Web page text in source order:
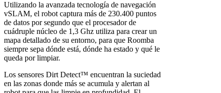
Utilizando la avanzada tecnología de navegación
vSLAM, el robot captura más de 230.400 puntos
de datos por segundo que el procesador de
cuádruple núcleo de 1,3 Ghz utiliza para crear un
mapa detallado de su entorno, para que Roomba
siempre sepa dónde está, dónde ha estado y qué le
queda por limpiar.
Los sensores Dirt Detect™ encuentran la suciedad
en las zonas donde más se acumula y alertan al